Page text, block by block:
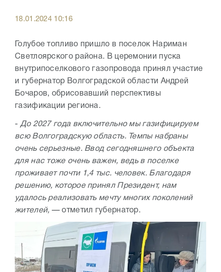
18.01.2024 10:16
Голубое топливо пришло в поселок Нариман
Светлоярского района. В церемонии пуска
внутрипоселкового газопровода принял участие
и губернатор Волгоградской области Андрей
Бочаров, обрисовавший перспективы
газификации региона.
- До 2027 года включительно мы газифицируем
всю Волгоградскую область. Темпы набраны
очень серьезные. Ввод сегодняшнего объекта
для нас тоже очень важен, ведь в поселке
проживает почти 1,4 тыс. человек. Благодаря
решению, которое принял Президент, нам
удалось реализовать мечту многих поколений
жителей, — отметил губернатор.